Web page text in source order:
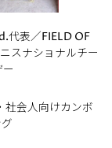
表／FIELD OF
スナショナルチー
社会人向けカンボ